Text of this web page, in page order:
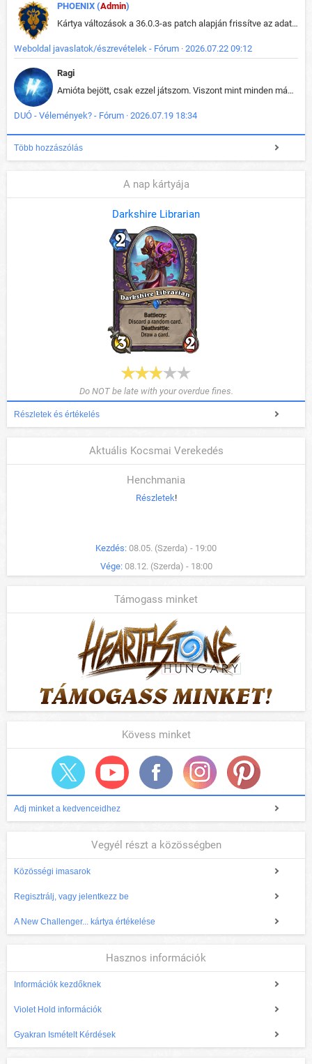
PHOENIX (Admin)
Kártya változások a 36.0.3-as patch alapján frissítve az adatbázisban (képek is cserélve).
Weboldal javaslatok/észrevételek - Fórum · 2026.07.22 09:12
Ragi
Amióta bejött, csak ezzel játszom. Viszont mint minden más - akár az alapjáték is, ez is baromira összetett lett. Néha már pár kör után is esélytelen az egész. Vagy irreállisan túltápol valaki, vagy lelép a partner, vagy csak hülye mint a segg. És amikor eljönne az én időm, na akkor jön el mindenki másé is. Engem jobban érdekelne, hogy ki milyen ratingen szokott játszani. Na ez lenne egy érdekes adat.
DUÓ - Vélemények? - Fórum · 2026.07.19 18:34
Több hozzászólás
A nap kártyája
Darkshire Librarian
Do NOT be late with your overdue fines.
Részletek és értékelés
Aktuális Kocsmai Verekedés
Henchmania
Részletek!
Kezdés: 08.05. (Szerda) - 19:00
Vége: 08.12. (Szerda) - 18:00
Támogass minket
Kövess minket
Adj minket a kedvenceidhez
Vegyél részt a közösségben
Közösségi imasarok
Regisztrálj, vagy jelentkezz be
A New Challenger... kártya értékelése
Hasznos információk
Információk kezdőknek
Violet Hold információk
Gyakran Ismételt Kérdések